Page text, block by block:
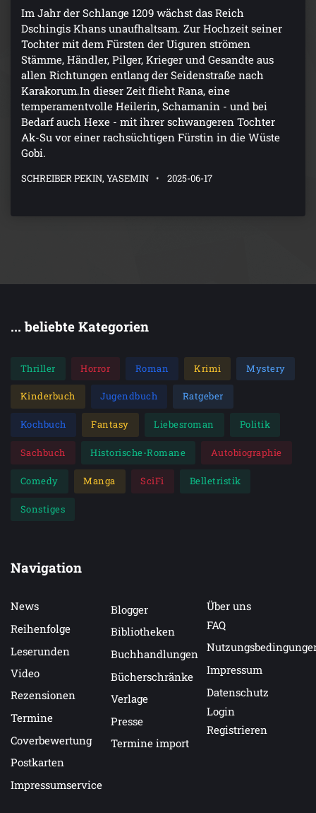
Im Jahr der Schlange 1209 wächst das Reich
Dschingis Khans unaufhaltsam. Zur Hochzeit seiner
Tochter mit dem Fürsten der Uiguren strömen
Stämme, Händler, Pilger, Krieger und Gesandte aus
allen Richtungen entlang der Seidenstraße nach
Karakorum.In dieser Zeit flieht Rana, eine
temperamentvolle Heilerin, Schamanin - und bei
Bedarf auch Hexe - mit ihrer schwangeren Tochter
Ak-Su vor einer rachsüchtigen Fürstin in die Wüste
Gobi.
SCHREIBER PEKIN, YASEMIN 2025-06-17
... beliebte Kategorien
Thriller Horror Roman Krimi Mystery
Kinderbuch Jugendbuch Ratgeber
Kochbuch Fantasy Liebesroman Politik
Sachbuch Historische-Romane Autobiographie
Comedy Manga SciFi Belletristik
Sonstiges
Navigation
News
Reihenfolge
Leserunden
Video
Rezensionen
Termine
Coverbewertung
Postkarten
Impressumservice
Blogger
Bibliotheken
Buchhandlungen
Bücherschränke
Verlage
Presse
Termine import
Über uns
FAQ
Impressum
Datenschutz
Login
Registrieren